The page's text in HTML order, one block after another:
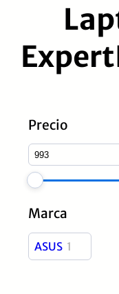
Precio
Marca
ASUS 1